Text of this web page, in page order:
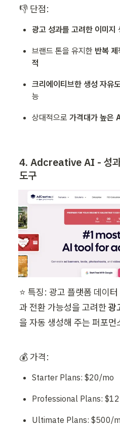
👎 단점:
광고 성과를 고려한 이미지
브랜드 톤을 유지한 반복
적
크리에이티브한 생성 자유
능
상대적으로 가격대가 높은
4. Adcreative AI - 성과
도구
⭐ 특징: 광고 플랫폼 데이
과 전환 가능성을 고려한 광
을 자동 생성해 주는 퍼포
💰 가격:
Starter Plans: $20/mo
Professional Plans:
Ultimate Plans: $500/